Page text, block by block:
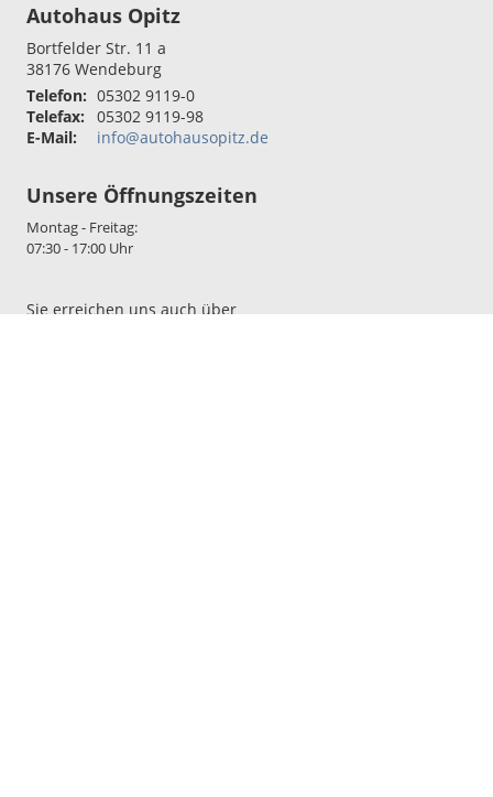
Autohaus Opitz
Bortfelder Str. 11 a
38176 Wendeburg
Telefon: 05302 9119-0
Telefax:
05302 9119-98
E-Mail:
info@autohausopitz.de
Unsere Öffnungszeiten
Montag - Freitag:
07:30 - 17:00 Uhr
Sie erreichen uns auch über